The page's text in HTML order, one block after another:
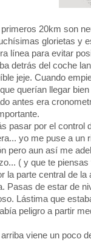
20km son
glorietas y
línea para evitar
detrás del coche
jeje. Cuando
querían llegar
antes era
pasar por el control
yo me puse a un
pero aun así me
( y que te
la parte central de
Pasas de estar de
Lástima que
peligro a partir
viene un poco